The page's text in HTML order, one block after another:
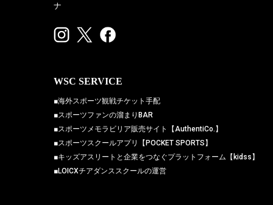
ナ
WSC SERVICE
■海外スポーツ観戦チケット手配
■スポーツファンの溜まりBAR
■スポーツメモラビリア販売サイト【AuthentiCo.】
■スポーツスクールアプリ【POCKET SPORTS】
■キッズアスリートと企業をつなぐプラットフォーム【kidss】
■LOICXチアダンススクールの運営